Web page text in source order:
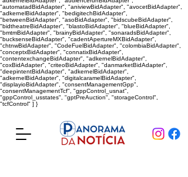
"automatadBidAdapter", "aniviewBidAdapter", "avocetBidAdapter",
"adkernelBidAdapter", "bedigitechBidAdapter",
"betweenBidAdapter", "asoBidAdapter", "bidscubeBidAdapter",
"bidtheatreBidAdapter", "blastoBidAdapter", "blueBidAdapter",
"bmtmBidAdapter", "brainyBidAdapter", "sonaradsBidAdapter",
"bucksenseBidAdapter", "cadentApertureMXBidAdapter",
"chtnwBidAdapter", "CodeFuelBidAdapter", "colombiaBidAdapter",
"conceptxBidAdapter", "connatixBidAdapter",
"contentexchangeBidAdapter", "adkernelBidAdapter",
"coxBidAdapter", "criteoBidAdapter", "danmarketBidAdapter",
"deepintentBidAdapter", "adkernelBidAdapter",
"adkernelBidAdapter", "digitalcaramelBidAdapter",
"displayioBidAdapter", "consentManagementGpp",
"consentManagementTcf", "gppControl_usnat",
"gppControl_usstates", "gptPreAuction", "storageControl",
"tcfControl" ] }